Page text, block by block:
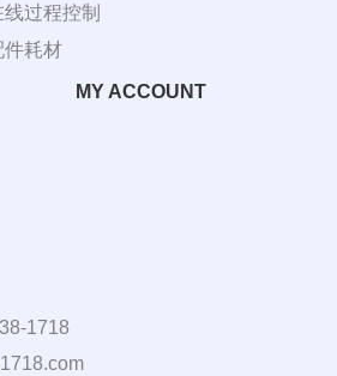
线过程控制
件耗材
MY ACCOUNT
1718